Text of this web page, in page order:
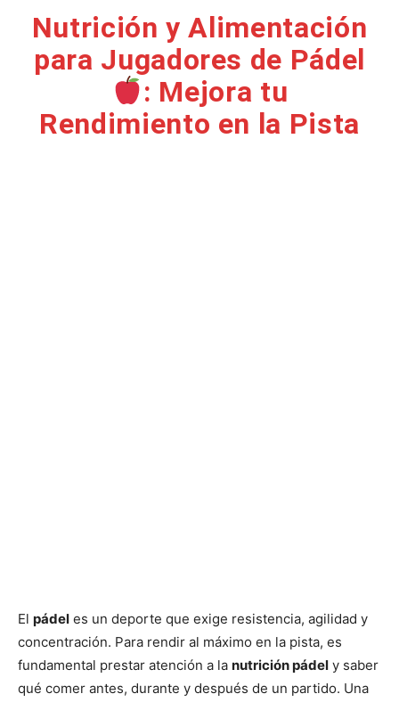
Nutrición y Alimentación
para Jugadores de Pádel
: Mejora tu
Rendimiento en la Pista
El pádel es un deporte que exige resistencia, agilidad y
concentración. Para rendir al máximo en la pista, es
fundamental prestar atención a la nutrición pádel y saber
qué comer antes, durante y después de un partido. Una